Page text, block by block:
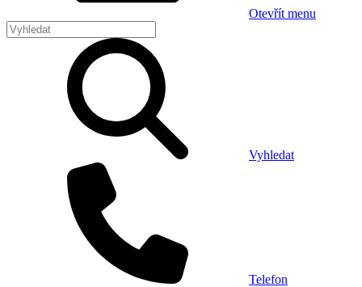
Otevřít menu
Vyhledat
Telefon